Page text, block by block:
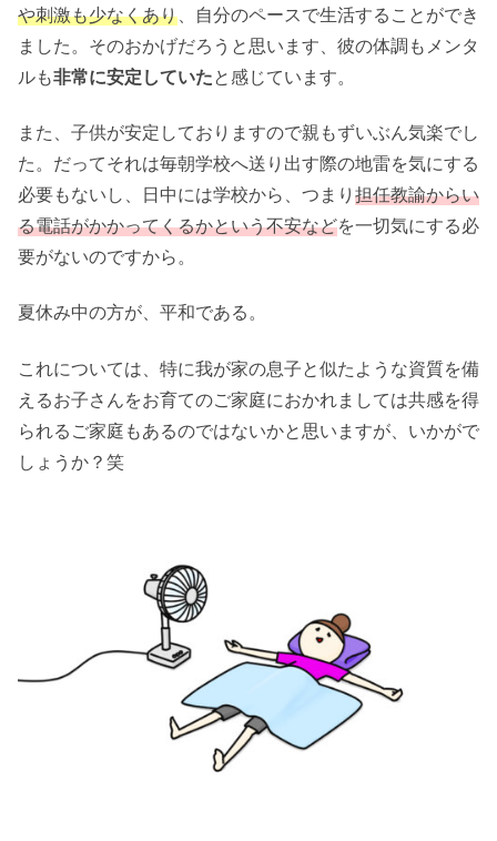
や刺激も少なくあり 、自分のペースで生活することができ
ました。そのおかげだろうと思います、彼の体調もメンタ
ルも非常に安定していたと感じています。
また、子供が安定しておりますので親もずいぶん気楽でし
た。だってそれは毎朝学校へ送り出す際の地雷を気にする
必要もないし、日中には学校から、つまり 担任教諭からい
る電話がかかってくるかという不安などを一切気にする必
要がないのですから。
夏休み中の方が、平和である。
これについては、特に我が家の息子と似たような資質を備
えるお子さんをお育てのご家庭におかれましては共感を得
られるご家庭もあるのではないかと思いますが、いかがで
しょうか？笑